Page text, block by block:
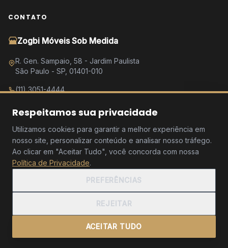
CONTATO
Zogbi Móveis Sob Medida
R. Gen. Sampaio, 58 - Jardim Paulista
São Paulo - SP, 01401-010
(11) 3051-4444
Fale no WhatsApp
Seg a Sex: 9h às 19h
Sábado: 9h às 17h
Domingo: Fechado
direitos reservados.
Política de Privacidade
Respeitamos sua privacidade
Utilizamos cookies para garantir a melhor experiência em
nosso site, personalizar conteúdo e analisar nosso tráfego.
Ao clicar em "Aceitar Tudo", você concorda com nossa
Política de Privacidade.
PREFERÊNCIAS
REJEITAR
ACEITAR TUDO